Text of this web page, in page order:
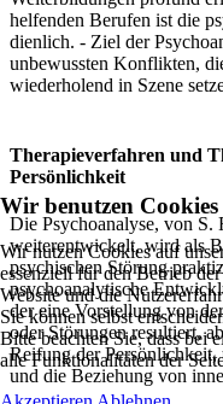
helfenden Berufen ist die
dienlich. - Ziel der
unbewussten Konflikten,
wiederholend in Szene
Therapieverfahren und
Persönlichkeit
Die Psychoanalyse, von S.
weiterentwickelt, wird als
psychischen Störung
psychoanalytische
der eine Vorstellung von
oder Störungen resultiert,
Reifung der
und die Beziehung von
Wir benutzen Cookies
Wir nutzen Cookies auf
essenziell für den Betrieb
Website und die
Sie können selbst
Bitte beachten Sie, dass bei
alle Funktionalitäten der